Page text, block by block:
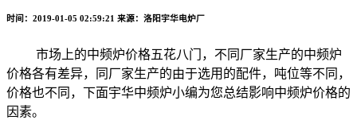
时间：2019-01-05 02:59:21 来源：洛阳宇华电炉厂
市场上的中频炉价格五花八门，不同厂家生产的中频炉
价格各有差异，同厂家生产的由于选用的配件，吨位等不同，
价格也不同，下面宇华中频炉小编为您总结影响中频炉价格的
因素。